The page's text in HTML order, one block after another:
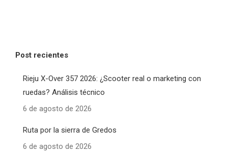
Post recientes
Rieju X-Over 357 2026: ¿Scooter real o marketing con
ruedas? Análisis técnico
6 de agosto de 2026
Ruta por la sierra de Gredos
6 de agosto de 2026